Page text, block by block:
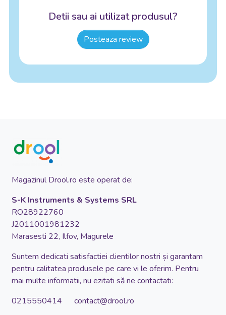
Detii sau ai utilizat produsul?
Posteaza review
Magazinul Drool.ro este operat de:
S-K Instruments & Systems SRL
RO28922760
J2011001981232
Marasesti 22, Ilfov, Magurele
Suntem dedicati satisfactiei clientilor nostri și garantam
pentru calitatea produsele pe care vi le oferim. Pentru
mai multe informatii, nu ezitati să ne contactati:
0215550414 contact@drool.ro